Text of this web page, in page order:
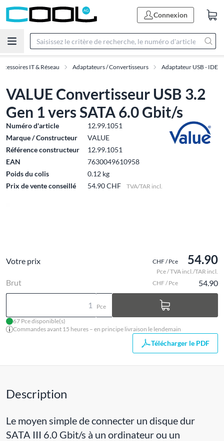
Connexion
IT & Réseau Adaptateurs / Convertisseurs Adaptateur USB - IDE
VALUE Convertisseur USB 3.2
Gen 1 vers SATA 6.0 Gbit/s
Numéro d'article
12.99.1051
Marque / Constructeur
VALUE
Référence constructeur
12.99.1051
EAN
7630049610958
Poids du colis
0.12 kg
Prix de vente conseillé
54.90 CHF TVA/TAR incl.
Votre prix CHF / Pce 54.90
Pce / TVA incl./TAR incl.
Brut CHF / Pce 54.90
Pce
67 Pce disponible(s)
Commandes avant 15 heures – en principe livraison le lendemain
Télécharger le PDF
Description
Le moyen simple de connecter un disque dur
SATA III 6.0 Gbit/s à un ordinateur ou un